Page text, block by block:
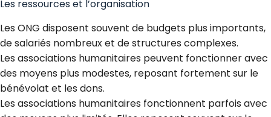
Les ressources et l’organisation
Les ONG disposent souvent de budgets plus importants,
de salariés nombreux et de structures complexes.
Les associations humanitaires peuvent fonctionner avec
des moyens plus modestes, reposant fortement sur le
bénévolat et les dons.
Les associations humanitaires fonctionnent parfois avec